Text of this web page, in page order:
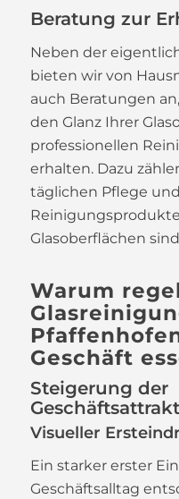
Beratung zur
Neben der
bieten wir von
auch Beratungen
den Glanz Ihrer
professionellen
erhalten. Dazu
täglichen Pflege
Glasoberflächen
Warum
Geschäft
Steigerung der
Visueller
Ein starker erster
Geschäftsalltag